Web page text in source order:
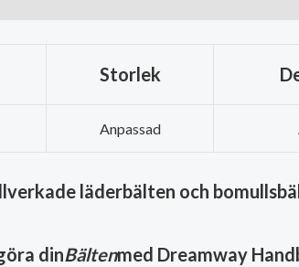
Storlek
Anpassad
läderbälten och
dinBältenmed Dreamway